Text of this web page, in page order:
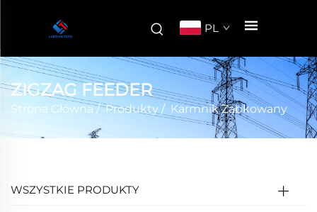
PL
ZIGZAG FEEDER
Strona Główna/Produkty / Karmnik Ząbkowany
WSZYSTKIE PRODUKTY